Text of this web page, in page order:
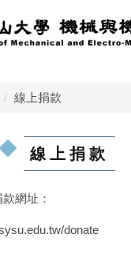
線上捐款
線上捐款
網址：
donate